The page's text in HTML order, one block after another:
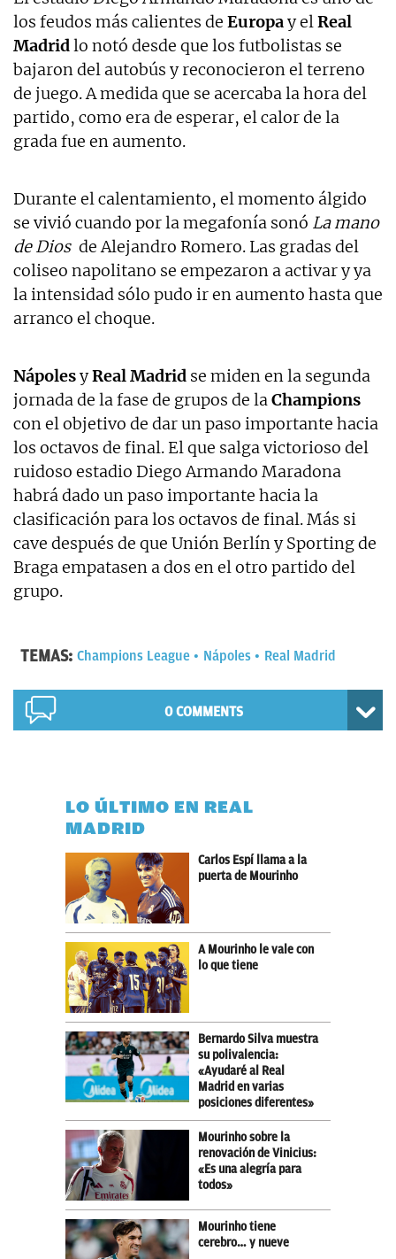
los feudos más calientes de Europay elReal
Madridlo notó desde que los futbolistas se
bajaron del autobús y reconocieron el terreno
de juego. A medida que se acercaba la hora del
partido, como era de esperar, el calor de la
grada fue en aumento.
Durante el calentamiento, el momento álgido
se vivió cuando por la megafonía sonó La mano
de Dios de Alejandro Romero. Las gradas del
coliseo napolitano se empezaron a activar y ya
la intensidad sólo pudo ir en aumento hasta que
arranco el choque.
NápolesyReal Madrid se miden en la segunda
jornada de la fase de grupos de laChampions
con el objetivo de dar un paso importante hacia
los octavos de final. El que salga victorioso del
ruidoso estadio Diego Armando Maradona
habrá dado un paso importante hacia la
clasificación para los octavos de final. Más si
cave después de que Unión Berlín y Sporting de
Braga empatasen a dos en el otro partido del
grupo.
TEMAS: Champions League Nápoles Real Madrid
0 COMMENTS
LO ÚLTIMO EN REAL
MADRID
Carlos Espí llama a la
puerta de Mourinho
A Mourinho le vale con
lo que tiene
Bernardo Silva muestra
su polivalencia:
«Ayudaré al Real
Madrid en varias
posiciones diferentes»
Mourinho sobre la
renovación de Vinicius:
«Es una alegría para
todos»
Mourinho tiene
cerebro… y nueve